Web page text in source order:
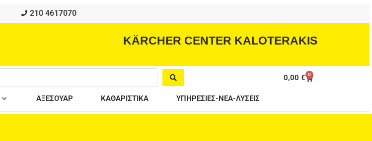
210 4617070
KÄRCHER CENTER KALOTERAKIS
0,00€ 0
Cart
ΑΞΕΣΟΥΑΡ ΚΑΘΑΡΙΣΤΙΚΑ ΥΠΗΡΕΣΙΕΣ-ΝΕΑ-ΛΥΣΕΙΣ